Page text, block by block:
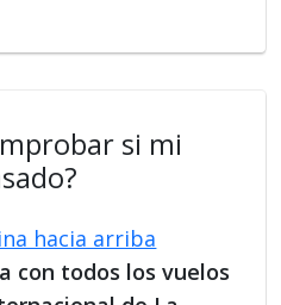
si mi
hacia arriba
con todos los vuelos